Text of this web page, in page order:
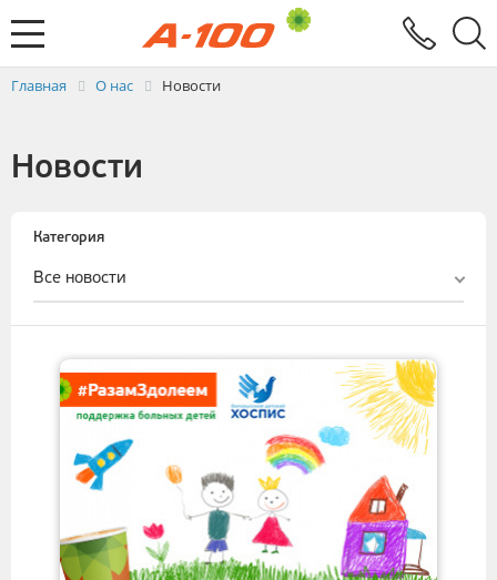
Услуги
Электронный документооборот
Заявка на выставление ЭСЧФ
Главная О нас Новости
Новости
Категория
Все новости